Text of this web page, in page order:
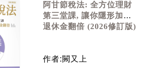
阿甘節稅法: 全方位理財
第三堂課, 讓你隱形加薪,
退休金翻倍 (2026修訂版)
作者:闕又上